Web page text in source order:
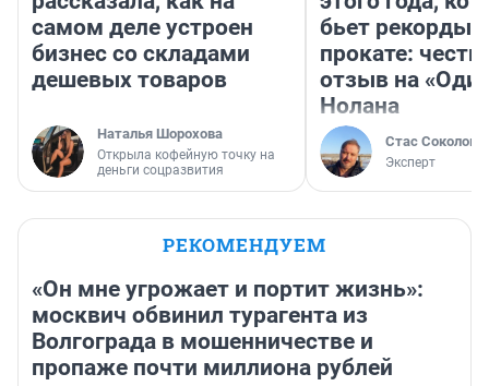
самом деле устроен
бизнес со складами
дешевых товаров
Наталья Шорохова
Открыла кофейную точку на
деньги соцразвития
бьет рекорды в
прокате:
отзыв на
Нолана
Стас Соколов
Эксперт
РЕКОМЕНДУЕМ
«Он мне угрожает и портит жизнь»:
москвич обвинил турагента из
Волгограда в мошенничестве и
пропаже почти миллиона рублей